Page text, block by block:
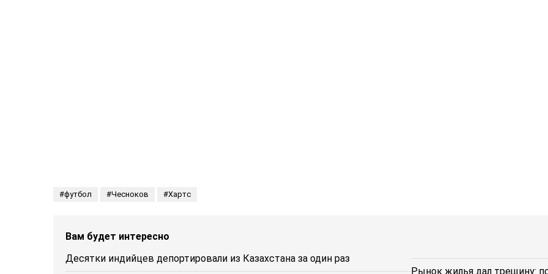
футбол Чесноков Хартс
Вам будет интересно
Десятки индийцев депортировали из Казахстана за один раз
Рынок жилья дал трещину: